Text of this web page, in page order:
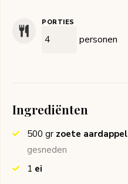
PORTIES
personen
Ingrediënten
500 gr zoete aardappel
gesneden
1 ei